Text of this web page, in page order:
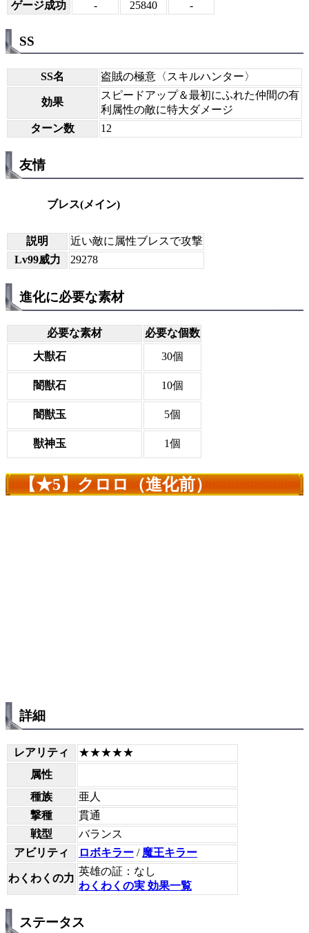
ゲージ成功 - 25840 -
SS
SS名 盗賊の極意〈スキルハンター〉
効果
スピードアップ＆最初にふれた仲間の有
利属性の敵に特大ダメージ
ターン数
12
友情
ブレス(メイン)
説明
近い敵に属性ブレスで攻撃
Lv99威力
29278
進化に必要な素材
必要な素材
必要な個数
大獣石
30個
闇獣石 10個
闇獣玉 5個
獣神玉 1個
【★5】クロロ（進化前）
詳細
レアリティ
★★★★★
属性
種族
亜人
撃種
貫通
戦型
バランス
アビリティ
ロボキラー / 魔王キラー
わくわくの力
英雄の証：なし
わくわくの実 効果一覧
ステータス